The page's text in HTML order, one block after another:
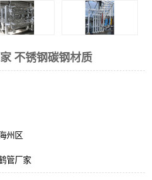
不锈钢碳钢材质
州区
管厂家